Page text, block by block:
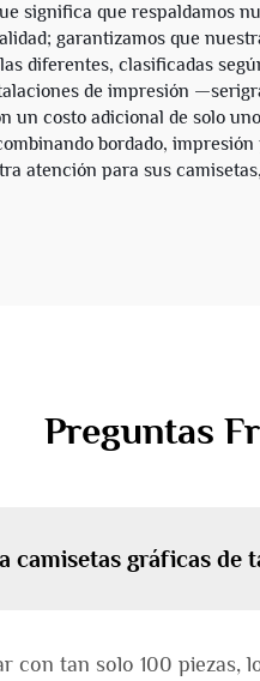
significa que respaldamos
garantizamos que
diferentes, clasificadas
de impresión
un costo adicional de solo
bordado,
atención para sus
Preguntas
camisetas gráficas de
con tan solo 100 piezas,